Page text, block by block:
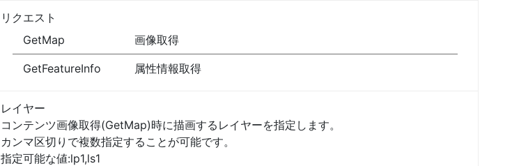
リクエスト
GetMap
画像取得
GetFeatureInfo 属性情報取得
レイヤー
コンテンツ画像取得(GetMap)時に描画するレイヤーを指定します。
カンマ区切りで複数指定することが可能です。
指定可能な値:lp1,ls1